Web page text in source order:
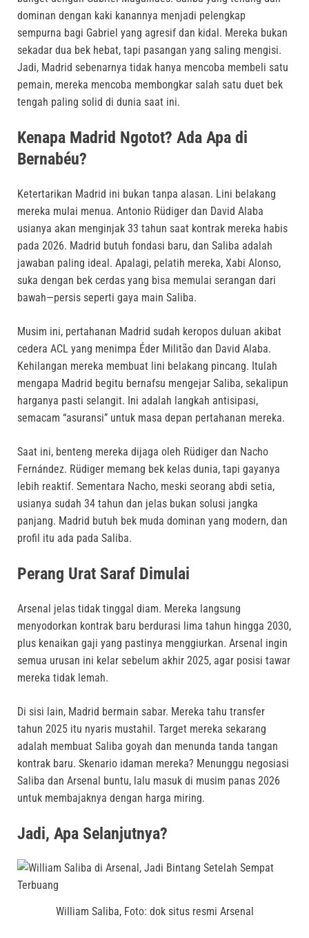
dominan dengan kaki kanannya menjadi pelengkap
sempurna bagi Gabriel yang agresif dan kidal . Mereka bukan
sekadar dua bek hebat, tapi pasangan yang saling mengisi.
Jadi, Madrid sebenarnya tidak hanya mencoba membeli satu
pemain, mereka mencoba membongkar salah satu duet bek
tengah paling solid di dunia saat ini.
Kenapa Madrid Ngotot? Ada Apa di
Bernabéu?
Ketertarikan Madrid ini bukan tanpa alasan. Lini belakang
mereka mulai menua. Antonio Rüdiger dan David Alaba
usianya akan menginjak 33 tahun saat kontrak mereka habis
pada 2026. Madrid butuh fondasi baru, dan Saliba adalah
jawaban paling ideal. Apalagi, pelatih mereka, Xabi Alonso,
suka dengan bek cerdas yang bisa memulai serangan dari
bawah—persis seperti gaya main Saliba.
Musim ini, pertahanan Madrid sudah keropos duluan akibat
cedera ACL yang menimpa Éder Militão dan David Alaba.
Kehilangan mereka membuat lini belakang pincang. Itulah
mengapa Madrid begitu bernafsu mengejar Saliba, sekalipun
harganya pasti selangit. Ini adalah langkah antisipasi,
semacam “asuransi” untuk masa depan pertahanan mereka.
Saat ini, benteng mereka dijaga oleh Rüdiger dan Nacho
Fernández. Rüdiger memang bek kelas dunia, tapi gayanya
lebih reaktif. Sementara Nacho, meski seorang abdi setia,
usianya sudah 34 tahun dan jelas bukan solusi jangka
panjang. Madrid butuh bek muda dominan yang modern, dan
profil itu ada pada Saliba.
Perang Urat Saraf Dimulai
Arsenal jelas tidak tinggal diam. Mereka langsung
menyodorkan kontrak baru berdurasi lima tahun hingga 2030,
plus kenaikan gaji yang pastinya menggiurkan. Arsenal ingin
semua urusan ini kelar sebelum akhir 2025, agar posisi tawar
mereka tidak lemah.
Di sisi lain, Madrid bermain sabar. Mereka tahu transfer
tahun 2025 itu nyaris mustahil. Target mereka sekarang
adalah membuat Saliba goyah dan menunda tanda tangan
kontrak baru. Skenario idaman mereka? Menunggu negosiasi
Saliba dan Arsenal buntu, lalu masuk di musim panas 2026
untuk membajaknya dengan harga miring.
Jadi, Apa Selanjutnya?
William Saliba, Foto: dok situs resmi Arsenal